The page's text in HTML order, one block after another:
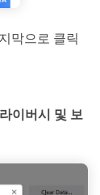
막으로 클릭
이버시 및 보